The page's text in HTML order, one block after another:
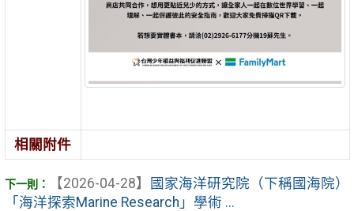
相關附件
【2026-04-28】
國家海洋研究院（下稱國海院）
「海洋探索Marine Research」學術 ...